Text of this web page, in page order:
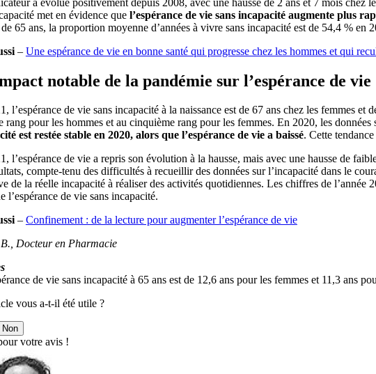
met en évidence que l’espérance de vie sans incapacité augmente plus
65 ans, la proportion moyenne d’années à vivre sans incapacité est de 54,4 %
– Une espérance de vie en bonne santé qui progresse chez les hommes et qui
notable de la pandémie sur l’espérance de vie
l’espérance de vie sans incapacité à la naissance est de 67 ans chez les femmes
rang pour les hommes et au cinquième rang pour les femmes. En 2020, les
est restée stable en 2020, alors que l’espérance de vie a baissé. Cette
l’espérance de vie a repris son évolution à la hausse, mais avec une hausse de
compte-tenu des difficultés à recueillir des données sur l’incapacité dans le
de la réelle incapacité à réaliser des activités quotidiennes. Les chiffres de
l’espérance de vie sans incapacité.
– Confinement : de la lecture pour augmenter l’espérance de vie
Docteur en Pharmacie
de vie sans incapacité à 65 ans est de 12,6 ans pour les femmes et 11,3 ans
vous a-t-il été utile ?
Non
votre avis !